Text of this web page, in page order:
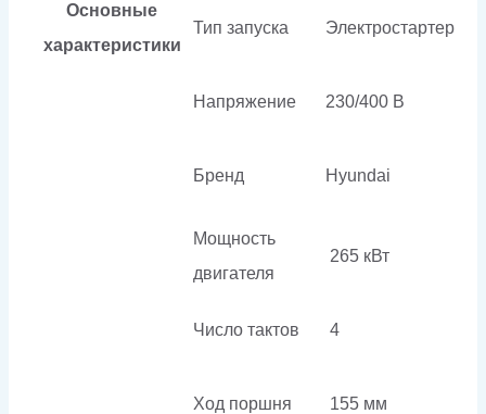
Основные
характеристики
Тип запуска Электростартер
Напряжение 230/400 В
Бренд Hyundai
Мощность
двигателя
265 кВт
Число тактов 4
Ход поршня 155 мм